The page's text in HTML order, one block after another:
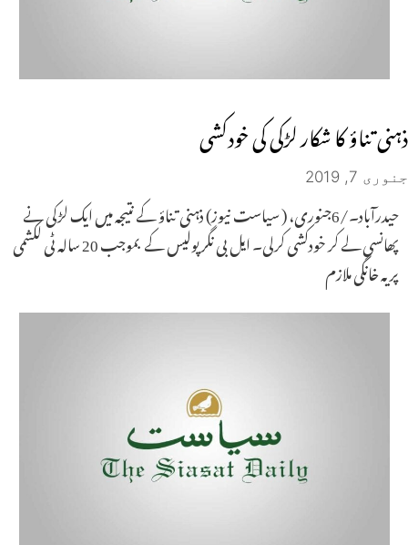
ذہنی تناؤ کا شکار لڑکی کی خودکشی
جنوری 7, 2019
حیدرآباد۔/6جنوری، ( سیاست نیوز) ذہنی تناؤ کے نتیجہ میں ایک لڑکی نے
پھانسی لے کر خودکشی کرلی۔ ایل بی نگر پولیس کے بموجب 20 سالہ ٹی لکشمی
پریہ خانگی ملازم